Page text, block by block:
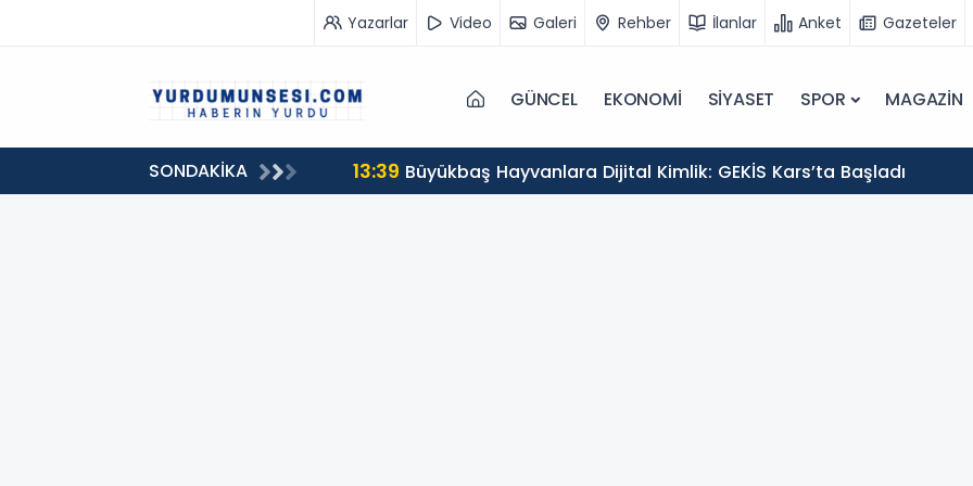
Yazarlar Video Galeri Rehber İlanlar Anket Gazeteler
GÜNCEL EKONOMİ SİYASET SPOR MAGAZİN
SONDAKİKA
milyon 549 bin 594 TL. bağış 13:39 Büyükbaş Hayvanlara Dijital Kimlik: GEKİS Kars’ta Başladı